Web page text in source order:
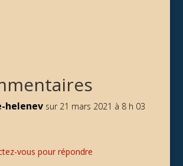
helenev sur 21 mars 2021 à 8 h 03
vous pour répondre